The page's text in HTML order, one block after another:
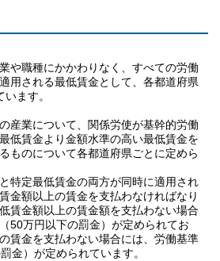
や職種にかかわりなく、すべての労働
用される最低賃金として、各都道府県
ます。
産業について、関係労使が基幹的労働
低賃金より金額水準の高い最低賃金を
ものについて各都道府県ごとに定めら
特定最低賃金の両方が同時に適用され
金額以上の賃金を支払わなければなり
賃金額以上の賃金額を支払わない場合
50万円以下の罰金）が定められてお
賃金を支払わない場合には、労働基準
金）が定められています。